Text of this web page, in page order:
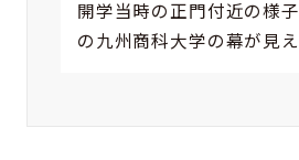
開学当時の正門付近の様
の九州商科大学の幕が見え